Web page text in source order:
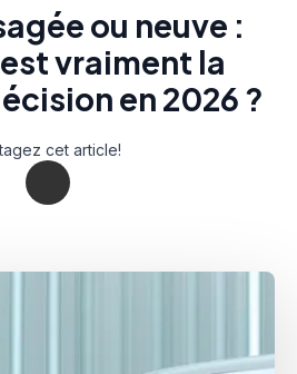
ou neuve :
vraiment la
en 2026 ?
cet article!